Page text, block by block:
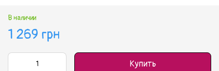
В наличии
1 269 грн
Купить